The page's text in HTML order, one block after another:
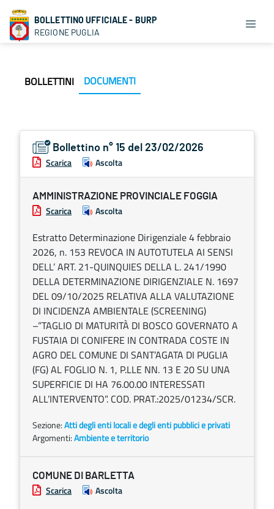
BOLLETTINO UFFICIALE - BURP
REGIONE PUGLIA
BOLLETTINI DOCUMENTI
Bollettino n° 15 del 23/02/2026
Scarica Ascolta
AMMINISTRAZIONE PROVINCIALE FOGGIA
Scarica Ascolta
Estratto Determinazione Dirigenziale 4 febbraio
2026, n. 153 REVOCA IN AUTOTUTELA AI SENSI
DELL’ ART. 21-QUINQUIES DELLA L. 241/1990
DELLA DETERMINAZIONE DIRIGENZIALE N. 1697
DEL 09/10/2025 RELATIVA ALLA VALUTAZIONE
DI INCIDENZA AMBIENTALE (SCREENING)
–”TAGLIO DI MATURITÀ DI BOSCO GOVERNATO A
FUSTAIA DI CONIFERE IN CONTRADA COSTE IN
AGRO DEL COMUNE DI SANT’AGATA DI PUGLIA
(FG) AL FOGLIO N. 1, P.LLE NN. 13 E 20 SU UNA
SUPERFICIE DI HA 76.00.00 INTERESSATI
ALL’INTERVENTO”. COD. PRAT.:2025/01234/SCR.
Sezione:Atti degli enti locali e degli enti pubblici e privati
Argomenti:Ambiente e territorio
COMUNE DI BARLETTA
Scarica Ascolta